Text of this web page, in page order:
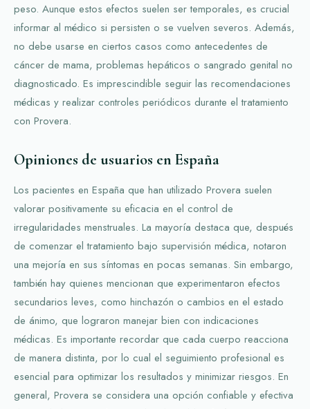
peso. Aunque estos efectos suelen ser temporales, es crucial
informar al médico si persisten o se vuelven severos. Además,
no debe usarse en ciertos casos como antecedentes de
cáncer de mama, problemas hepáticos o sangrado genital no
diagnosticado. Es imprescindible seguir las recomendaciones
médicas y realizar controles periódicos durante el tratamiento
con Provera.
Opiniones de usuarios en España
Los pacientes en España que han utilizado Provera suelen
valorar positivamente su eficacia en el control de
irregularidades menstruales. La mayoría destaca que, después
de comenzar el tratamiento bajo supervisión médica, notaron
una mejoría en sus síntomas en pocas semanas. Sin embargo,
también hay quienes mencionan que experimentaron efectos
secundarios leves, como hinchazón o cambios en el estado
de ánimo, que lograron manejar bien con indicaciones
médicas. Es importante recordar que cada cuerpo reacciona
de manera distinta, por lo cual el seguimiento profesional es
esencial para optimizar los resultados y minimizar riesgos. En
general, Provera se considera una opción confiable y efectiva